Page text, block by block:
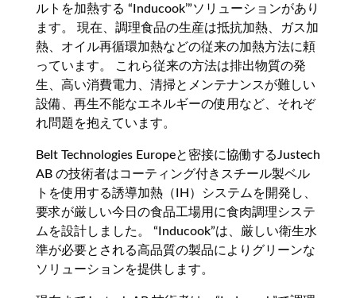
ルトを加熱する “Inducook’”ソリューションがあり
ます。 現在、調理食品の生産は抵抗加熱、ガス加
熱、オイル再循環加熱などの従来の加熱方法に頼
っています。 これら従来の方法は排出物質の発
生、高い消費電力、清掃とメンテナンスが難しい
設備、再生不能なエネルギーの使用など、それぞ
れ問題を抱えています。
Belt Technologies Europeと密接に協働するJustech
AB の技術者はコーティング付きスチール製ベル
トを使用する誘導加熱（IH）システムを開発し、
要求が厳しい今日の食品工場用に食肉調理システ
ムを設計しました。 “Inducook”は、厳しい衛生水
準が必要とされる高品質の製品によりグリーンな
ソリューションを提供します。